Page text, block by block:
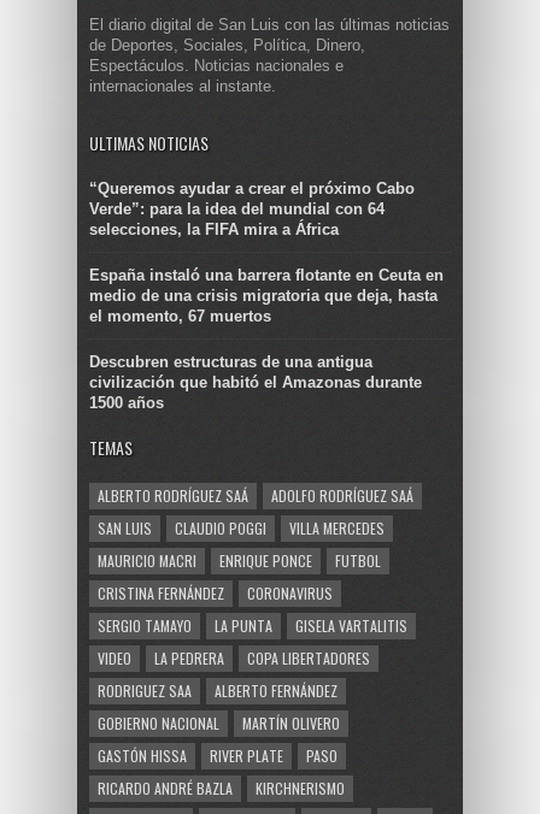
El diario digital de San Luis con las últimas noticias
de Deportes, Sociales, Política, Dinero,
Espectáculos. Noticias nacionales e
internacionales al instante.
ULTIMAS NOTICIAS
“Queremos ayudar a crear el próximo Cabo
Verde”: para la idea del mundial con 64
selecciones, la FIFA mira a África
España instaló una barrera flotante en Ceuta en
medio de una crisis migratoria que deja, hasta
el momento, 67 muertos
Descubren estructuras de una antigua
civilización que habitó el Amazonas durante
1500 años
TEMAS
ALBERTO RODRÍGUEZ SAÁ
ADOLFO RODRÍGUEZ SAÁ
SAN LUIS
CLAUDIO POGGI
VILLA MERCEDES
MAURICIO MACRI
ENRIQUE PONCE
FUTBOL
CRISTINA FERNÁNDEZ
CORONAVIRUS
SERGIO TAMAYO
LA PUNTA
GISELA VARTALITIS
VIDEO
LA PEDRERA
COPA LIBERTADORES
RODRIGUEZ SAA
ALBERTO FERNÁNDEZ
GOBIERNO NACIONAL
MARTÍN OLIVERO
GASTÓN HISSA
RIVER PLATE
PASO
RICARDO ANDRÉ BAZLA
KIRCHNERISMO